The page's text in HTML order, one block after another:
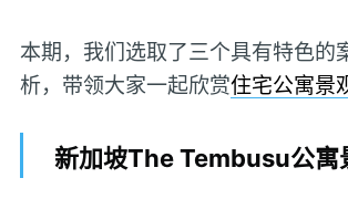
本期，我们选取了三个具有特色的
析，带领大家一起欣赏住宅公寓景
新加坡The Tembusu公寓